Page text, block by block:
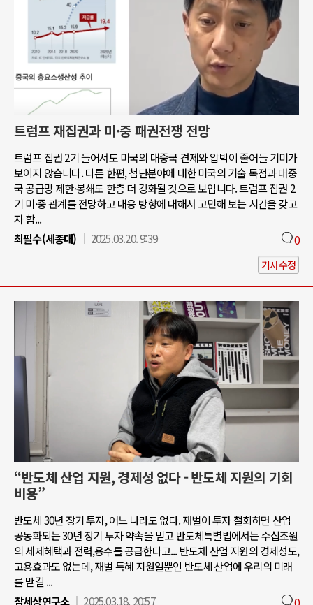
트럼프 재집권과 미·중 패권전쟁 전망
트럼프 집권 2기 들어서도 미국의 대중국 견제와 압박이 줄어들 기미가
보이지 않습니다. 다른 한편, 첨단분야에 대한 미국의 기술 독점과 대중
국 공급망 제한·봉쇄도 한층 더 강화될 것으로 보입니다. 트럼프 집권 2
기 미·중 관계를 전망하고 대응 방향에 대해서 고민해 보는 시간을 갖고
자 합...
최필수(세종대)
2025.03.20. 9:39 0
기사수정
“반도체 산업 지원, 경제성 없다 - 반도체 지원의 기회
비용”
반도체 30년 장기 투자, 어느 나라도 없다. 재벌이 투자 철회하면 산업
공동화되는 30년 장기 투자 약속을 믿고 반도체특별법에서는 수십조원
의 세제혜택과 전력,용수를 공급한다고... 반도체 산업 지원의 경제성도,
고용효과도 없는데, 재벌 특혜 지원일뿐인 반도체 산업에 우리의 미래
를 맡길 ...
참세상연구소
2025.03.18. 20:57